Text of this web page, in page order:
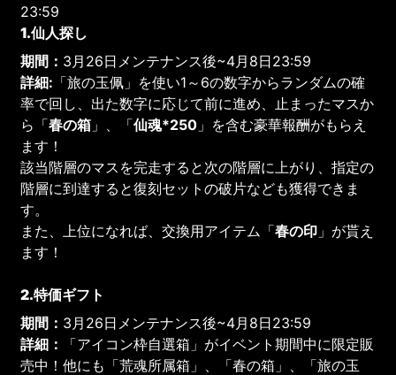
23:59
1.仙人探し
期間： 3月26日メンテナンス後~4月8日23:59
詳細: 「旅の玉佩」を使い1～6の数字からランダムの確
率で回し、出た数字に応じて前に進め、止まったマスか
ら「春の箱 」、「仙魂*250 」を含む豪華報酬がもらえ
ます！
該当階層のマスを完走すると次の階層に上がり、指定の
階層に到達すると復刻セットの破片なども獲得できま
す。
また、上位になれば、交換用アイテム「春の印 」が貰え
ます！
2.特価ギフト
期間： 3月26日メンテナンス後~4月8日23:59
詳細：
「アイコン枠自選箱」がイベント期間中に限定販
売中！他にも「荒魂所属箱」、「春の箱」、「旅の玉